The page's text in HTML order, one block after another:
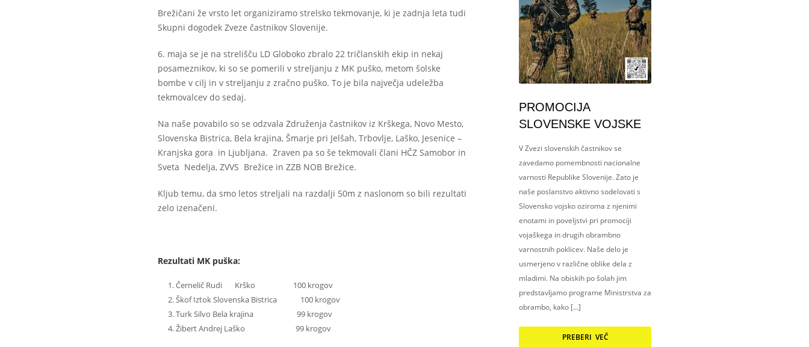
Brežičani že vrsto let organiziramo strelsko tekmovanje, ki je zadnja leta tudi
Skupni dogodek Zveze častnikov Slovenije.
6. maja se je na strelišču LD Globoko zbralo 22 tričlanskih ekip in nekaj
posameznikov, ki so se pomerili v streljanju z MK puško, metom šolske
bombe v cilj in v streljanju z zračno puško. To je bila največja udeležba
tekmovalcev do sedaj.
Na naše povabilo so se odzvala Združenja častnikov iz Krškega, Novo Mesto,
Slovenska Bistrica, Bela krajina, Šmarje pri Jelšah, Trbovlje, Laško, Jesenice –
Kranjska gora in Ljubljana. Zraven pa so še tekmovali člani HČZ Samobor in
Sveta Nedelja, ZVVS Brežice in ZZB NOB Brežice.
Kljub temu, da smo letos streljali na razdalji 50m z naslonom so bili rezultati
zelo izenačeni.
Rezultati MK puška:
Černelič Rudi Krško 100 krogov
Škof Iztok Slovenska Bistrica 100 krogov
Turk Silvo Bela krajina 99 krogov
Žibert Andrej Laško 99 krogov
PROMOCIJA
SLOVENSKE VOJSKE
V Zvezi slovenskih častnikov se
zavedamo pomembnosti nacionalne
varnosti Republike Slovenije. Zato je
naše poslanstvo aktivno sodelovati s
Slovensko vojsko oziroma z njenimi
enotami in poveljstvi pri promociji
vojaškega in drugih obrambno
varnostnih poklicev. Naše delo je
usmerjeno v različne oblike dela z
mladimi. Na obiskih po šolah jim
predstavljamo programe Ministrstva za
obrambo, kako […]
PREBERI VEČ